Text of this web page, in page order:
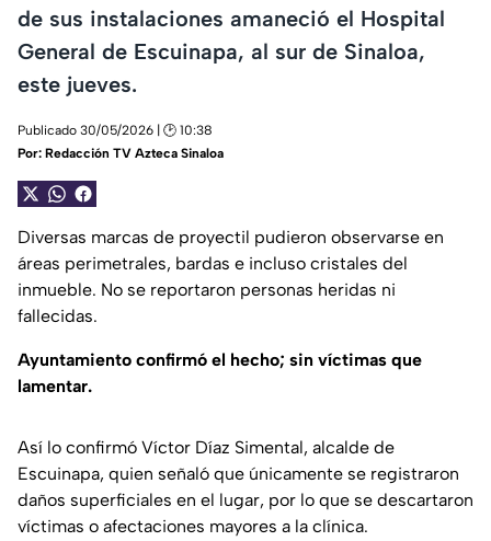
de sus instalaciones amaneció el Hospital
General de Escuinapa, al sur de Sinaloa,
este jueves.
Publicado 30/05/2026 | 🕑 10:38
Por: Redacción TV Azteca Sinaloa
Diversas marcas de proyectil pudieron observarse en
áreas perimetrales, bardas e incluso cristales del
inmueble. No se reportaron personas heridas ni
fallecidas.
Ayuntamiento confirmó el hecho; sin víctimas que
lamentar.
Así lo confirmó Víctor Díaz Simental, alcalde de
Escuinapa, quien señaló que únicamente se registraron
daños superficiales en el lugar, por lo que se descartaron
víctimas o afectaciones mayores a la clínica.